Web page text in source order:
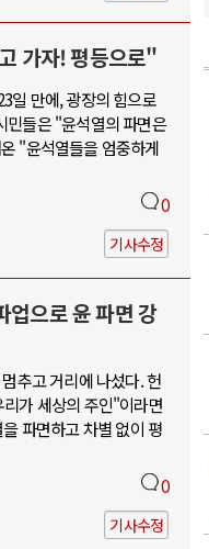
가자! 평등으로"
일 만에, 광장의 힘으로
민들은 "윤석열의 파면은
"윤석열들을 엄중하게
0
기사수정
으로 윤 파면 강
추고 거리에 나섰다. 헌
가 세상의 주인"이라면
파면하고 차별 없이 평
0
기사수정